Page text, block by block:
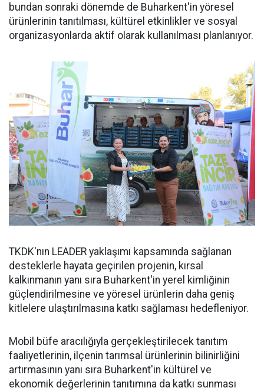
bundan sonraki dönemde de Buharkent'in yöresel
ürünlerinin tanıtılması, kültürel etkinlikler ve sosyal
organizasyonlarda aktif olarak kullanılması planlanıyor.
TKDK'nın LEADER yaklaşımı kapsamında sağlanan
desteklerle hayata geçirilen projenin, kırsal
kalkınmanın yanı sıra Buharkent'in yerel kimliğinin
güçlendirilmesine ve yöresel ürünlerin daha geniş
kitlelere ulaştırılmasına katkı sağlaması hedefleniyor.
Mobil büfe aracılığıyla gerçekleştirilecek tanıtım
faaliyetlerinin, ilçenin tarımsal ürünlerinin bilinirliğini
artırmasının yanı sıra Buharkent'in kültürel ve
ekonomik değerlerinin tanıtımına da katkı sunması